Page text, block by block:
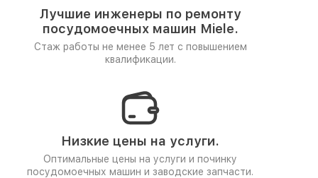
Лучшие инженеры по ремонту
посудомоечных машин Miele.
Стаж работы не менее 5 лет с повышением
квалификации.
Низкие цены на услуги.
Оптимальные цены на услуги и починку
посудомоечных машин и заводские запчасти.